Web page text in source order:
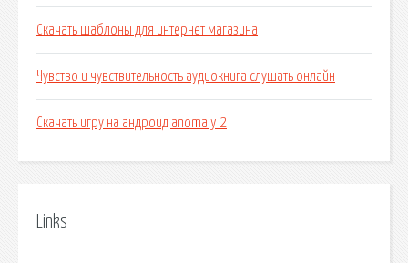
Скачать шаблоны для интернет магазина
Чувство и чувствительность аудиокнига слушать онлайн
Скачать игру на андроид anomaly 2
Links